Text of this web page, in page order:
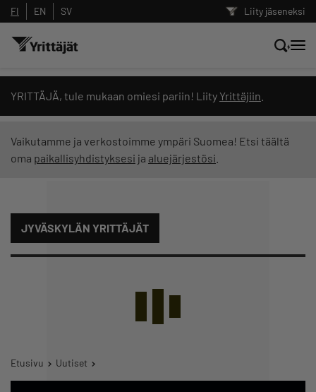
Liity jäseneksi
FI EN SV
YRITTÄJÄ, tule mukaan omiesi pariin! Liity Yrittäjiin
Vaikutamme ja verkostoimme ympäri Suomea! Etsi täältä
oma paikallisyhdistyksesi ja aluejärjestösi
JYVÄSKYLÄN YRITTÄJÄT
Etusivu Uutiset
Hae sivustolta tai kysy suoraan
Yrittäjien tekoälyltä
Suodata hakutuloksia: näytä kaikki sisältö